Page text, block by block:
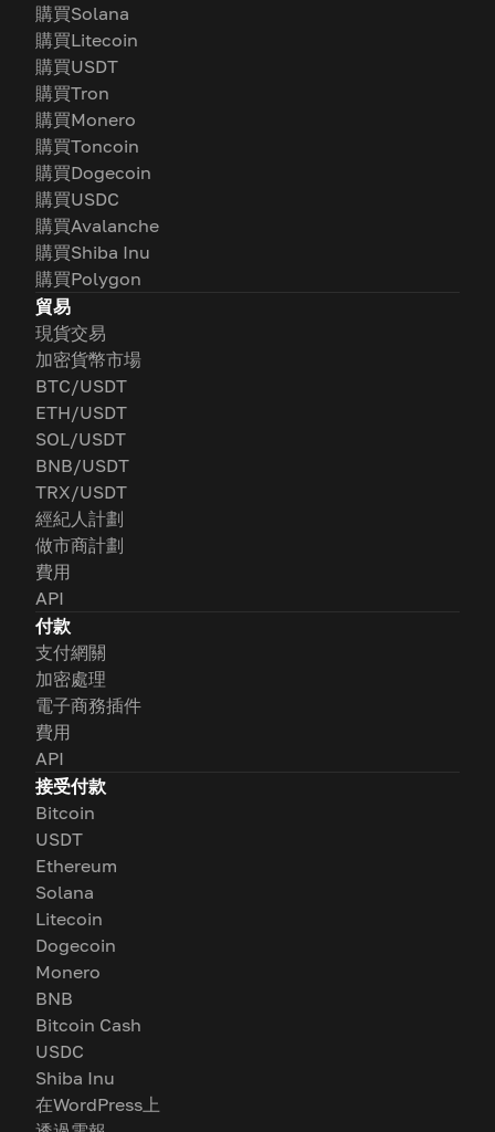
購買Solana
購買Litecoin
購買USDT
購買Tron
購買Monero
購買Toncoin
購買Dogecoin
購買USDC
購買Avalanche
購買Shiba Inu
購買Polygon
貿易
現貨交易
加密貨幣市場
BTC/USDT
ETH/USDT
SOL/USDT
BNB/USDT
TRX/USDT
經紀人計劃
做市商計劃
費用
API
付款
支付網關
加密處理
電子商務插件
費用
API
接受付款
Bitcoin
USDT
Ethereum
Solana
Litecoin
Dogecoin
Monero
BNB
Bitcoin Cash
USDC
Shiba Inu
在WordPress上